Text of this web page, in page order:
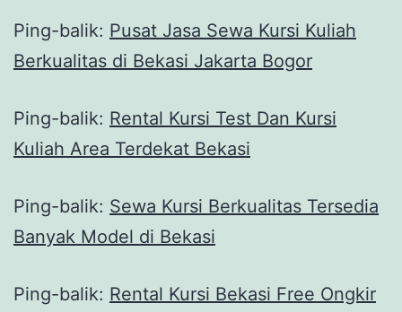
Ping-balik: Pusat Jasa Sewa Kursi Kuliah
Berkualitas di Bekasi Jakarta Bogor
Ping-balik: Rental Kursi Test Dan Kursi
Kuliah Area Terdekat Bekasi
Ping-balik: Sewa Kursi Berkualitas Tersedia
Banyak Model di Bekasi
Ping-balik: Rental Kursi Bekasi Free Ongkir